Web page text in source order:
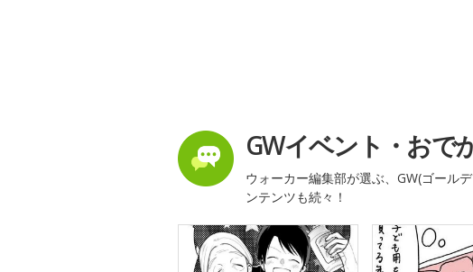
GWイベント・おで
ウォーカー編集部が選ぶ、GW(ゴール
ンテンツも続々！